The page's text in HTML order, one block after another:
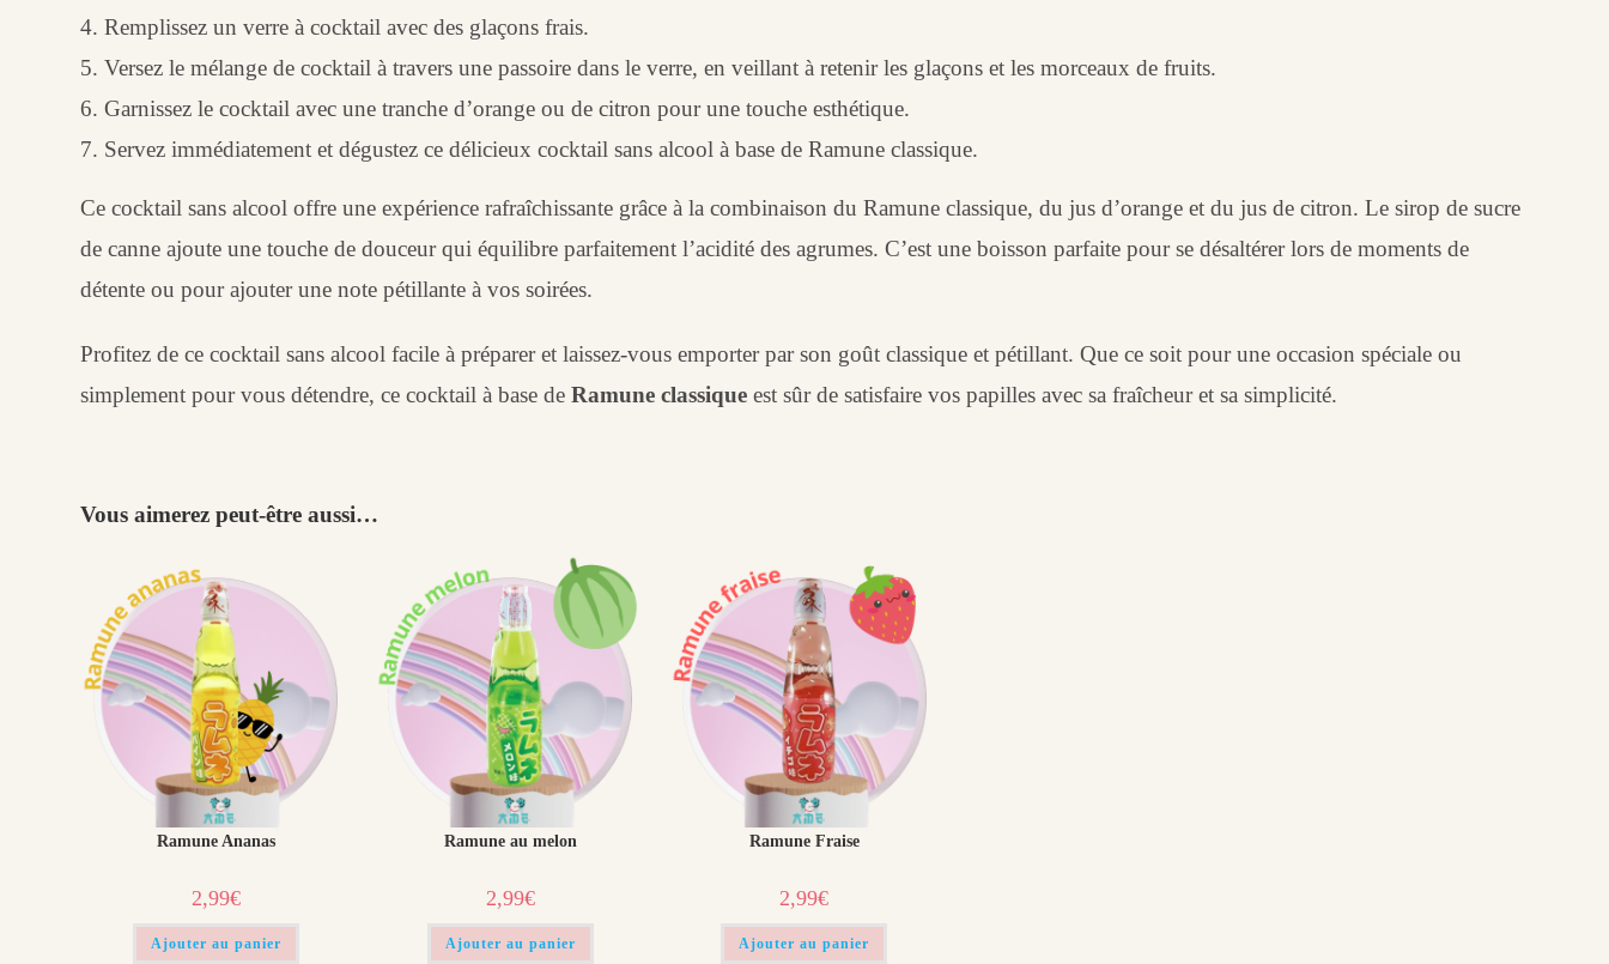
Remplissez un verre à cocktail avec des glaçons frais.
Versez le mélange de cocktail à travers une passoire dans le verre, en veillant à retenir les glaçons et les morceaux de fruits.
Garnissez le cocktail avec une tranche d’orange ou de citron pour une touche esthétique.
Servez immédiatement et dégustez ce délicieux cocktail sans alcool à base de Ramune classique.
Ce cocktail sans alcool offre une expérience rafraîchissante grâce à la combinaison du Ramune classique, du jus d’orange et du jus de citron. Le sirop de sucre
de canne ajoute une touche de douceur qui équilibre parfaitement l’acidité des agrumes. C’est une boisson parfaite pour se désaltérer lors de moments de
détente ou pour ajouter une note pétillante à vos soirées.
Profitez de ce cocktail sans alcool facile à préparer et laissez-vous emporter par son goût classique et pétillant. Que ce soit pour une occasion spéciale ou
simplement pour vous détendre, ce cocktail à base deRamune classique est sûr de satisfaire vos papilles avec sa fraîcheur et sa simplicité.
Vous aimerez peut-être aussi…
Ramune Ananas
2,99€
Ajouter au panier
Ramune au melon
2,99€
Ajouter au panier
Ramune Fraise
2,99€
Ajouter au panier